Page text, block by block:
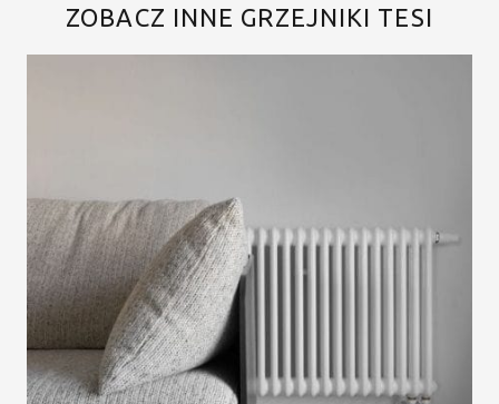
ZOBACZ INNE GRZEJNIKI TESI